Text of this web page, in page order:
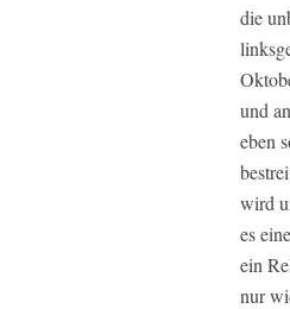
die
und
eben
wird
es
ein
nur